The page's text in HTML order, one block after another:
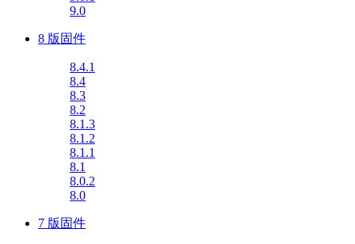
9.0
8 版固件
8.4.1
8.4
8.3
8.2
8.1.3
8.1.2
8.1.1
8.1
8.0.2
8.0
7 版固件